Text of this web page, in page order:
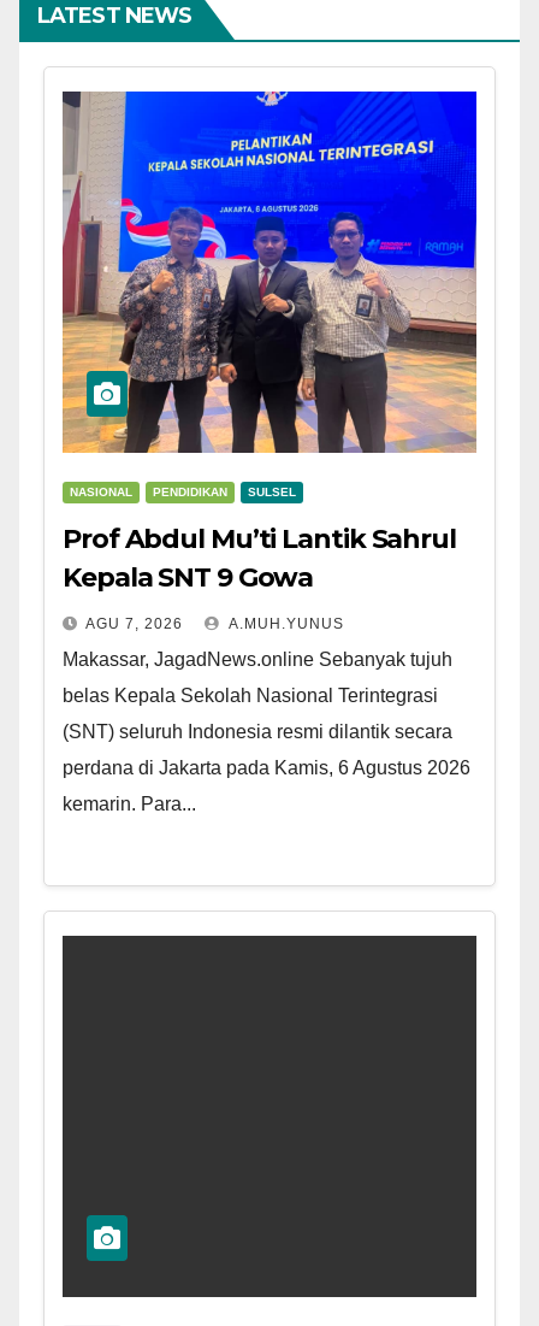
LATEST NEWS
NASIONAL PENDIDIKAN SULSEL
Prof Abdul Mu’ti Lantik Sahrul
Kepala SNT 9 Gowa
AGU 7, 2026 A.MUH.YUNUS
Makassar, JagadNews.online Sebanyak tujuh
belas Kepala Sekolah Nasional Terintegrasi
(SNT) seluruh Indonesia resmi dilantik secara
perdana di Jakarta pada Kamis, 6 Agustus 2026
kemarin. Para...